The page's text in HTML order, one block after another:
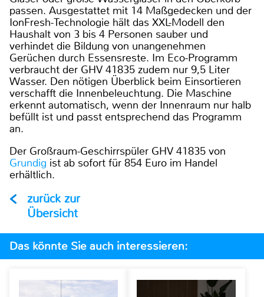
passen. Ausgestattet mit 14 Maßgedecken und der
IonFresh-Technologie hält das XXL-Modell den
Haushalt von 3 bis 4 Personen sauber und
verhindet die Bildung von unangenehmen
Gerüchen durch Essensreste. Im Eco-Programm
verbraucht der GHV 41835 zudem nur 9,5 Liter
Wasser. Den nötigen Überblick beim Einsortieren
verschafft die Innenbeleuchtung. Die Maschine
erkennt automatisch, wenn der Innenraum nur halb
befüllt ist und passt entsprechend das Programm
an.
Der Großraum-Geschirrspüler GHV 41835 von
Grundig ist ab sofort für 854 Euro im Handel
erhältlich.
zurück zur
Übersicht
Das könnte Sie auch interessieren: